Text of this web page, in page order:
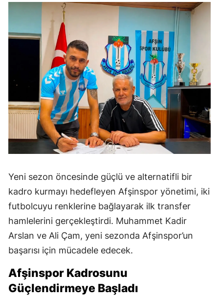
Yeni sezon öncesinde güçlü ve alternatifli bir
kadro kurmayı hedefleyen Afşinspor yönetimi, iki
futbolcuyu renklerine bağlayarak ilk transfer
hamlelerini gerçekleştirdi. Muhammet Kadir
Arslan ve Ali Çam, yeni sezonda Afşinspor’un
başarısı için mücadele edecek.
Afşinspor Kadrosunu
Güçlendirmeye Başladı